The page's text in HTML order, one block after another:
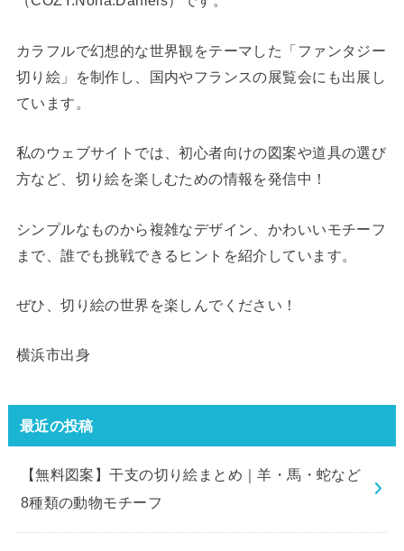
カラフルで幻想的な世界観をテーマした「ファンタジー
切り絵」を制作し、国内やフランスの展覧会にも出展し
ています。
私のウェブサイトでは、初心者向けの図案や道具の選び
方など、切り絵を楽しむための情報を発信中！
シンプルなものから複雑なデザイン、かわいいモチーフ
まで、誰でも挑戦できるヒントを紹介しています。
ぜひ、切り絵の世界を楽しんでください！
横浜市出身
最近の投稿
【無料図案】干支の切り絵まとめ｜羊・馬・蛇など
8種類の動物モチーフ